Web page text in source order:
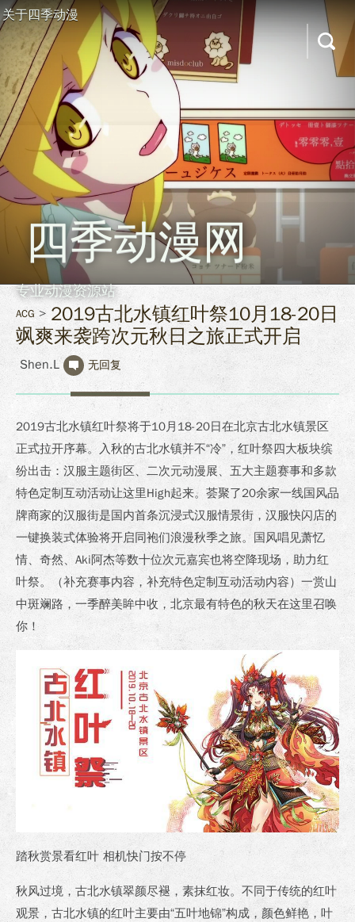
关于四季动漫
四季动漫网
专业动漫资源站
ACG
2019古北水镇红叶祭10月18-20日
飒爽来袭跨次元秋日之旅正式开启
Shen.L 无回复
2019古北水镇红叶祭将于10月18-20日在北京古北水镇景区
正式拉开序幕。入秋的古北水镇并不“冷”，红叶祭四大板块缤
纷出击：汉服主题街区、二次元动漫展、五大主题赛事和多款
特色定制互动活动让这里High起来。荟聚了20余家一线国风品
牌商家的汉服街是国内首条沉浸式汉服情景街，汉服快闪店的
一键换装式体验将开启同袍们浪漫秋季之旅。国风唱见萧忆
情、奇然、Aki阿杰等数十位次元嘉宾也将空降现场，助力红
叶祭。（补充赛事内容，补充特色定制互动活动内容）一赏山
中斑斓路，一季醉美眸中收，北京最有特色的秋天在这里召唤
你！
踏秋赏景看红叶 相机快门按不停
秋风过境，古北水镇翠颜尽褪，素抹红妆。不同于传统的红叶
观景，古北水镇的红叶主要由“五叶地锦”构成，颜色鲜艳，叶